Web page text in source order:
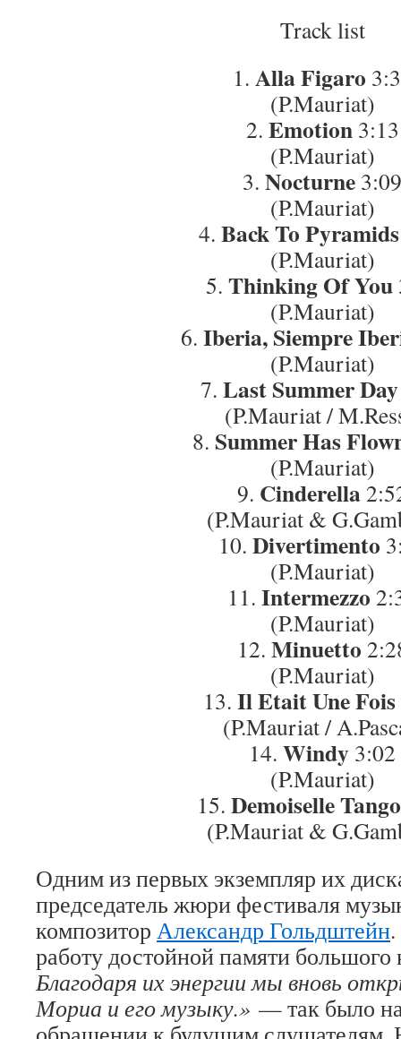
Track list
1. Alla Figaro
(P.Mauriat)
2. Emotion3:13
(P.Mauriat)
3. Nocturne 3:09
(P.Mauriat)
4. Back To Pyramids
(P.Mauriat)
5. Thinking Of You
(P.Mauriat)
6. Iberia, Siempre
(P.Mauriat)
7. Last Summer Day
(P.Mauriat /
8. Summer Has
(P.Mauriat)
9. Cinderella
(P.Mauriat &
10. Divertimento
(P.Mauriat)
11. Intermezzo
(P.Mauriat)
12. Minuetto
(P.Mauriat)
13. Il Etait Une Fois
(P.Mauriat /
14. Windy 3:02
(P.Mauriat)
15. Demoiselle Tango
(P.Mauriat &
Одним из первых экземпляр их
председатель жюри фестиваля
композитор Александр Гольдштейн
работу достойной памяти
Благодаря их энергии мы вновь
Мориа и его музыку.» — так было